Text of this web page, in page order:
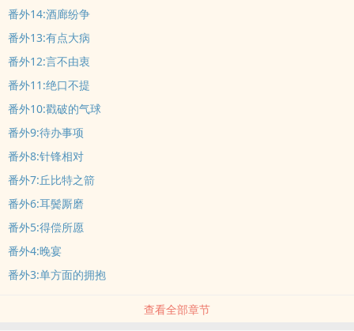
番外14:酒廊纷争
番外13:有点大病
番外12:言不由衷
番外11:绝口不提
番外10:戳破的气球
番外9:待办事项
番外8:针锋相对
番外7:丘比特之箭
番外6:耳鬓厮磨
番外5:得偿所愿
番外4:晚宴
番外3:单方面的拥抱
查看全部章节